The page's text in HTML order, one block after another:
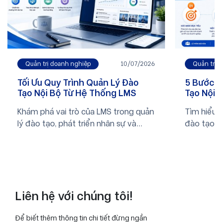
Quản trị doanh nghiệp 10/07/2026
Tối Ưu Quy Trình Quản Lý Đào
Tạo Nội Bộ Từ Hệ Thống LMS
Khám phá vai trò của LMS trong quản
lý đào tạo, phát triển nhân sự và
Quản trị
5 Bước
Tạo Nội
Tìm hiểu
đào tạo
Liên hệ với chúng tôi!
Để biết thêm thông tin chi tiết đừng ngần